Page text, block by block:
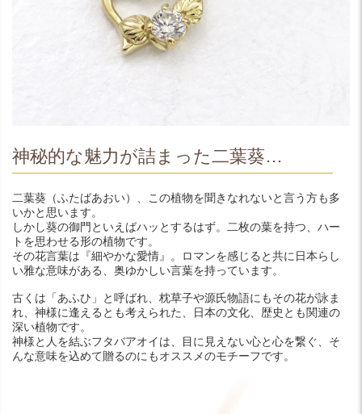
神秘的な魅力が詰まった二葉葵…
二葉葵（ふたばあおい）、この植物を聞きなれないと言う方も多
いかと思います。
しかし葵の御門といえばハッとするはず。二枚の葉を持つ、ハー
トを思わせる形の植物です。
その花言葉は『細やかな愛情』。ロマンを感じると共に日本らし
い雅な意味がある、奥ゆかしい言葉を持っています。
古くは「あふひ」と呼ばれ、枕草子や源氏物語にもその花が詠ま
れ、神様に逢えるとも考えられた、日本の文化、歴史とも関連の
深い植物です。
神様と人を結ぶフタバアオイは、目に見えない心と心を繋ぐ、そ
んな意味を込めて贈るのにもオススメのモチーフです。